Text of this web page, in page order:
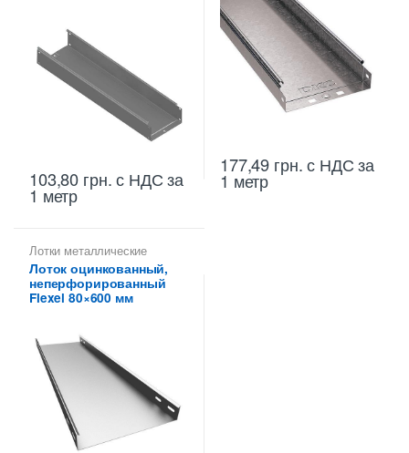
103,80 грн.с НДС за
1 метр
177,49 грн.с НДС за
1 метр
Лотки металлические
высотой 80 мм
Неперфорированные лотки
высотой 80 мм
Лоток оцинкованный,
неперфорированный
Flexel 80×600 мм